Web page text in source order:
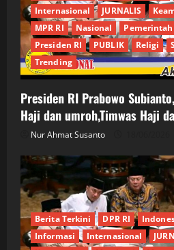
Internasional
JURNALIS
MPR RI
Nasional Pemerintah
Presiden RI
PUBLIK Religi
Trending
Presiden RI Prabowo
Haji dan umroh,Timwas Haji
Nur Ahmat Susanto
Berita Terkini DPR RI
Informasi
Internasional